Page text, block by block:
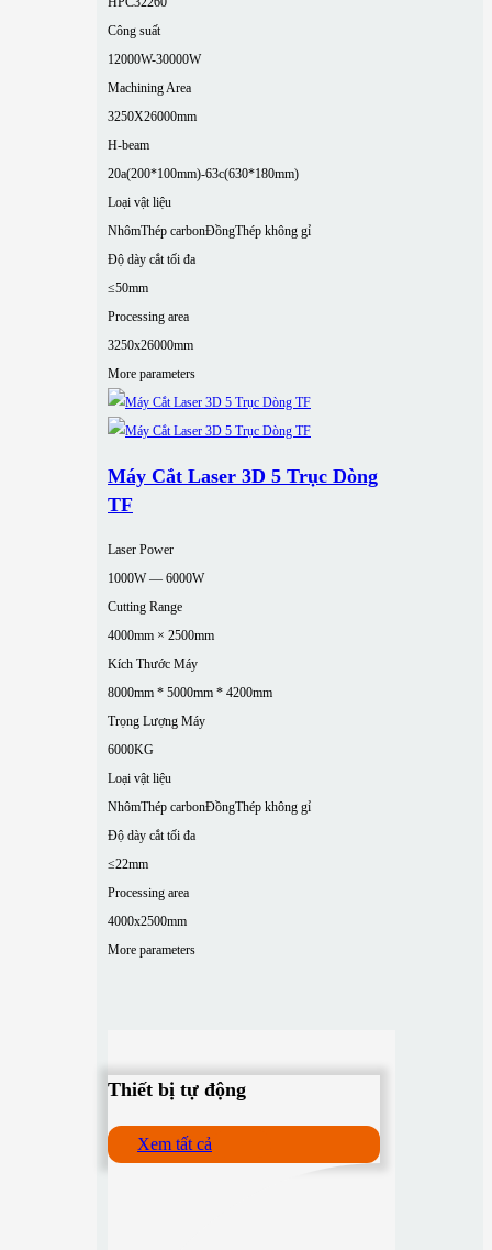
Công suất
12000W-30000W
Machining Area
3250X26000mm
H-beam
20a(200*100mm)-63c(630*180mm)
Loại vật liệu
NhômThép carbonĐồngThép không gỉ
Độ dày cắt tối đa
≤50mm
Processing area
3250x26000mm
More parameters
Máy Cắt Laser 3D 5 Trục Dòng
TF
Laser Power
1000W — 6000W
Cutting Range
4000mm × 2500mm
Kích Thước Máy
8000mm * 5000mm * 4200mm
Trọng Lượng Máy
6000KG
Loại vật liệu
NhômThép carbonĐồngThép không gỉ
Độ dày cắt tối đa
≤22mm
Processing area
4000x2500mm
More parameters
Thiết bị tự động
Xem tất cả